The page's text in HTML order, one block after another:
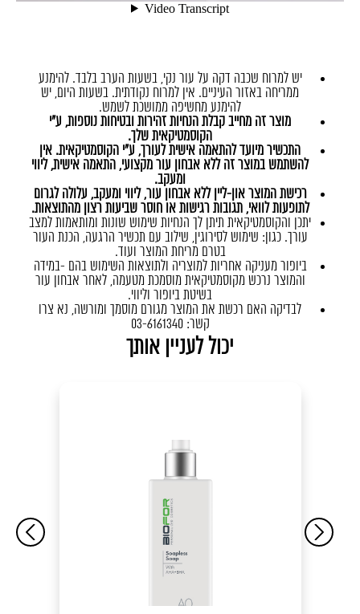
יש למרוח שכבה דקה על עור נקי, בשעות הערב בלבד. להימנע
ממריחה באזור העיניים. אין למרוח נקודתית. בשעות היום, יש
להימנע מחשיפה ממושכת לשמש.
מוצר זה מחייב קבלת הנחיות זהירות ובטיחות נוספות, ע"י
הקוסמטיקאית שלך.
התכשיר מיועד להתאמה אישית לעורך, ע"י הקוסמטיקאית. אין
להשתמש במוצר זה ללא אבחון עור מקצועי, התאמה אישית, ליווי
ומעקב.
רכישת המוצר און-ליין ללא אבחון עור, ליווי ומעקב, עלולה לגרום
לתופעות לוואי, תגובות רגישות או חוסר שביעות רצון מהתוצאות.
יתכן והקוסמטיקאית תיתן לך הנחיות שימוש שונות ומותאמות למצב
עורך. כגון: שימוש לסירוגין, שילוב עם תכשיר הרגעה, הכנת העור
בטרם מריחת המוצר ועוד.
ביופור מעניקה אחריות למוצריה ולתוצאות השימוש בהם -במידה
והמוצר נרכש מקוסמטיקאית מוסמכת מטעמה, לאחר אבחון עור
בשיטת ביופור וליווי.
לבדיקה האם רכשת את המוצר מגורם מוסמך ומורשה, נא צרו
קשר: 03-6161340
יכול לעניין אותך